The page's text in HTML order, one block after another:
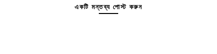
একটি মন্তব্য পোস্ট করুন